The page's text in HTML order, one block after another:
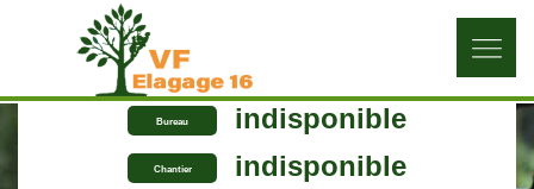
Bureau indisponible
Chantier indisponible